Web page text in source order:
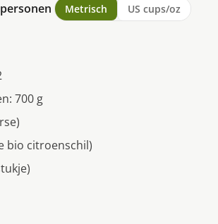
personen Metrisch US cups/oz
700 g
bio citroenschil)